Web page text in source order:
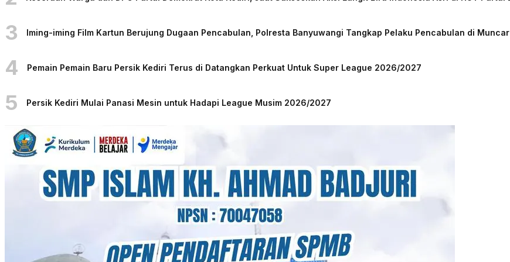
3 Iming-iming Film Kartun Berujung Dugaan Pencabulan, Polresta Banyuwangi Tangkap Pelaku Pencabulan di Muncar
4 Pemain Pemain Baru Persik Kediri Terus di Datangkan Perkuat Untuk Super League 2026/2027
5 Persik Kediri Mulai Panasi Mesin untuk Hadapi League Musim 2026/2027